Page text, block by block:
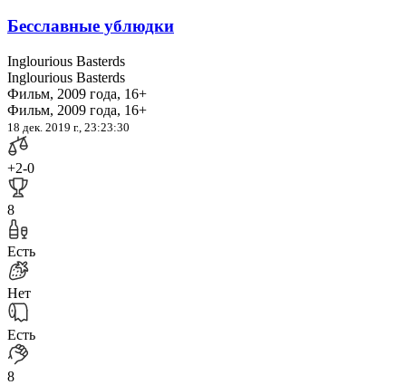
Бесславные ублюдки
Inglourious Basterds
Inglourious Basterds
Фильм, 2009 года, 16+
Фильм, 2009 года, 16+
18 дек. 2019 г., 23:23:30
+2-0
8
Есть
Нет
Есть
8